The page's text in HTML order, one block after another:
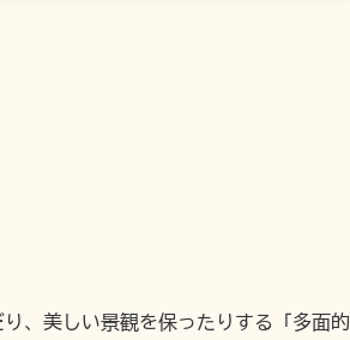
、美しい景観を保ったりする「多面的